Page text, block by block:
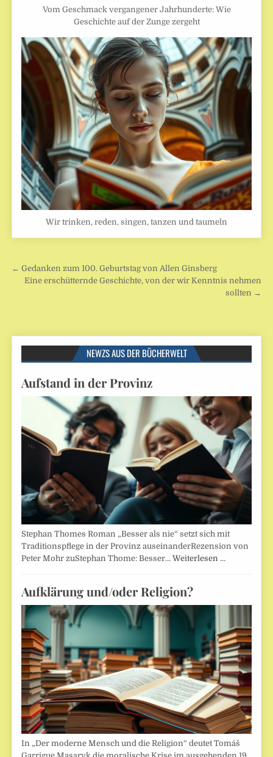
Vom Geschmack vergangener Jahrhunderte: Wie
Geschichte auf der Zunge zergeht
Wir trinken, reden, singen, tanzen und taumeln
Beitragsnavigation
← Gedanken zum 100. Geburtstag von Allen Ginsberg
Eine erschütternde Geschichte, von der wir Kenntnis nehmen
sollten →
NEWZS AUS DER BÜCHERWELT
Aufstand in der Provinz
Stephan Thomes Roman „Besser als nie“ setzt sich mit
Traditionspflege in der Provinz auseinanderRezension von
Peter Mohr zuStephan Thome: Besser…Weiterlesen …
Aufklärung und/oder Religion?
In „Der moderne Mensch und die Religion“ deutet Tomáš